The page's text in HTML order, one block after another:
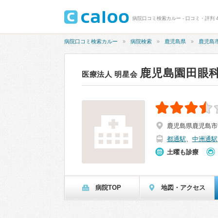
病院口コミ検索カルー - 口コミ・評判
病院口コミ検索カルー 病院検索 鹿児島県 鹿児島
医療法人 明星会 鹿児島園田眼
鹿児島県鹿児島
都通駅、 中洲通駅
土曜も診療
病院TOP 地図・アクセス